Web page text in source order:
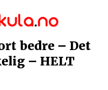
bedre – Det
– HELT